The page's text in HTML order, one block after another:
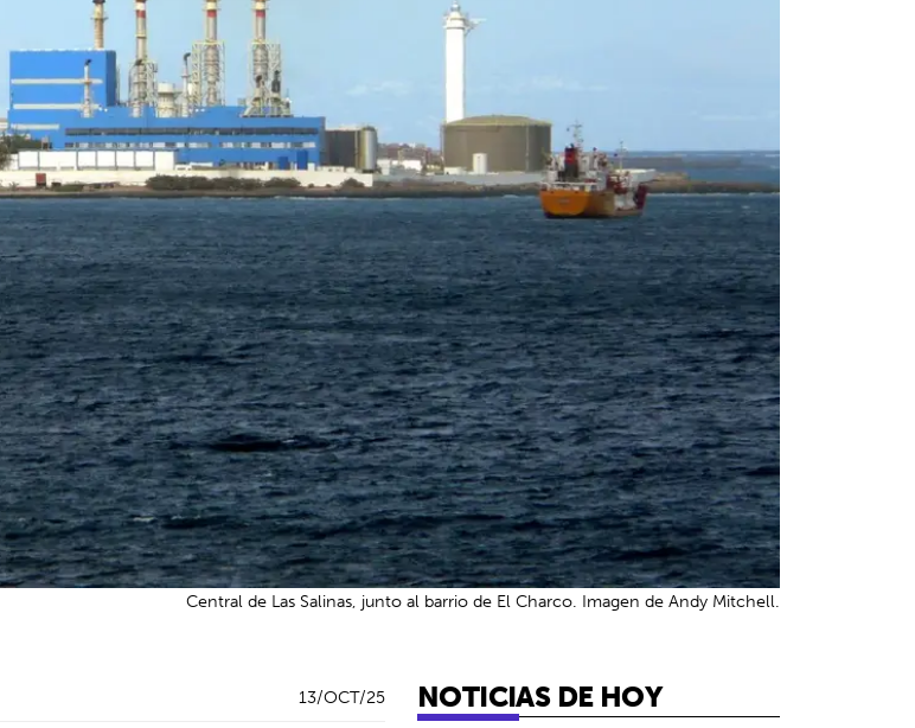
Central de Las Salinas, junto al barrio de El Charco. Imagen de Andy Mitchell.
13/OCT/25 NOTICIAS DE HOY